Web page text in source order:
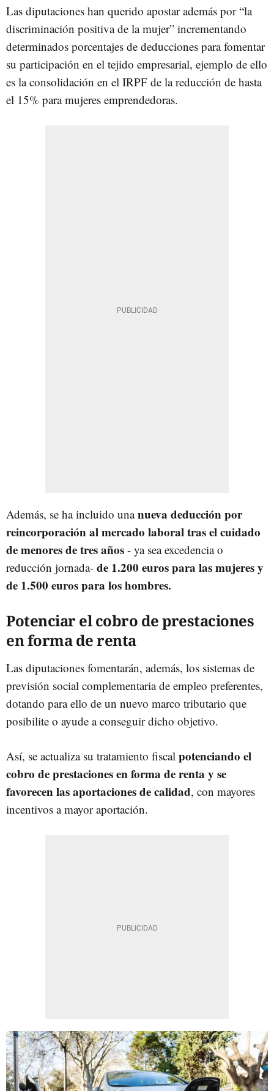
Las diputaciones han querido apostar además por “la
discriminación positiva de la mujer” incrementando
determinados porcentajes de deducciones para fomentar
su participación en el tejido empresarial, ejemplo de ello
es la consolidación en el IRPF de la reducción de hasta
el 15% para mujeres emprendedoras.
Además, se ha incluido unanueva deducción por
reincorporación al mercado laboral tras el cuidado
de menores de tres años - ya sea excedencia o
reducción jornada- de 1.200 euros para las mujeres y
de 1.500 euros para los hombres.
Potenciar el cobro de prestaciones
en forma de renta
Las diputaciones fomentarán, además, los sistemas de
previsión social complementaria de empleo preferentes,
dotando para ello de un nuevo marco tributario que
posibilite o ayude a conseguir dicho objetivo.
Así, se actualiza su tratamiento fiscal potenciando el
cobro de prestaciones en forma de renta y se
favorecen las aportaciones de calidad, con mayores
incentivos a mayor aportación.